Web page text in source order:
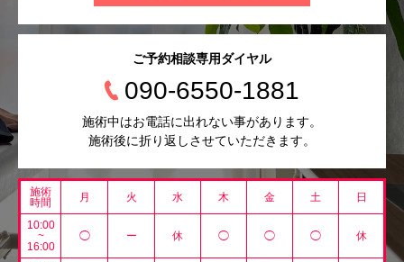
ご予約相談専用ダイヤル
090-6550-1881
施術中はお電話に出れない事があります。
施術後に折り返しさせていただきます。
施術
時間
月 火 水 木 金 土 日
10:00
~
16:00
◯ ー 休 ◯ ◯ ◯ 休